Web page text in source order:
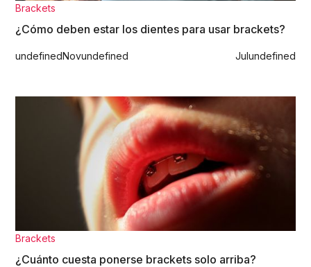
Brackets
¿Cómo deben estar los dientes para usar brackets?
undefinedNovundefined Julundefined
Brackets
¿Cuánto cuesta ponerse brackets solo arriba?